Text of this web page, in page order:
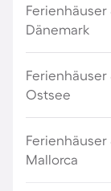
Dänemark
Ostsee
Mallorca